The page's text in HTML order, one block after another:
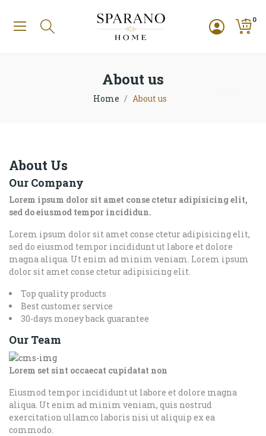
0
About us
Home About us
About Us
Our Company
Lorem ipsum dolor sit amet conse ctetur adipisicing elit,
sed do eiusmod tempor incididun.
Lorem ipsum dolor sit amet conse ctetur adipisicing elit,
sed do eiusmod tempor incididunt ut labore et dolore
magna aliqua. Ut enim ad minim veniam. Lorem ipsum
dolor sit amet conse ctetur adipisicing elit.
Top quality products
Best customer service
30-days money back guarantee
Our Team
Lorem set sint occaecat cupidatat non
Eiusmod tempor incididunt ut labore et dolore magna
aliqua. Ut enim ad minim veniam, quis nostrud
exercitation ullamco laboris nisi ut aliquip ex ea
commodo.